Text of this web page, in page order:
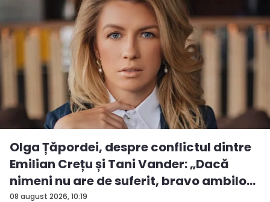
08 august 2026, 10:19
Olga Țăpordei, despre conflictul dintre
Emilian Crețu și Tani Vander: „Dacă
nimeni nu are de suferit, bravo ambilo...